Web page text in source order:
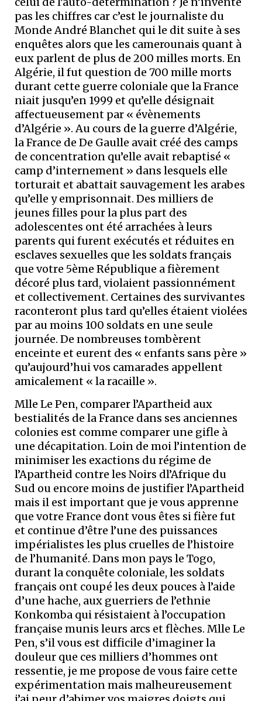
pas les chiffres car c’est le journaliste du
Monde André Blanchet qui le dit suite à ses
enquêtes alors que les camerounais quant à
eux parlent de plus de 200 milles morts. En
Algérie, il fut question de 700 mille morts
durant cette guerre coloniale que la France
niait jusqu’en 1999 et qu’elle désignait
affectueusement par « évènements
d’Algérie ». Au cours de la guerre d’Algérie,
la France de De Gaulle avait créé des camps
de concentration qu’elle avait rebaptisé «
camp d’internement » dans lesquels elle
torturait et abattait sauvagement les arabes
qu’elle y emprisonnait. Des milliers de
jeunes filles pour la plus part des
adolescentes ont été arrachées à leurs
parents qui furent exécutés et réduites en
esclaves sexuelles que les soldats français
que votre 5ème République a fièrement
décoré plus tard, violaient passionnément
et collectivement. Certaines des survivantes
raconteront plus tard qu’elles étaient violées
par au moins 100 soldats en une seule
journée. De nombreuses tombèrent
enceinte et eurent des « enfants sans père »
qu’aujourd’hui vos camarades appellent
amicalement « la racaille ».
Mlle Le Pen, comparer l’Apartheid aux
bestialités de la France dans ses anciennes
colonies est comme comparer une gifle à
une décapitation. Loin de moi l’intention de
minimiser les exactions du régime de
l’Apartheid contre les Noirs dl’Afrique du
Sud ou encore moins de justifier l’Apartheid
mais il est important que je vous apprenne
que votre France dont vous êtes si fière fut
et continue d’être l’une des puissances
impérialistes les plus cruelles de l’histoire
de l’humanité. Dans mon pays le Togo,
durant la conquête coloniale, les soldats
français ont coupé les deux pouces à l’aide
d’une hache, aux guerriers de l’ethnie
Konkomba qui résistaient à l’occupation
française munis leurs arcs et flèches. Mlle Le
Pen, s’il vous est difficile d’imaginer la
douleur que ces milliers d’hommes ont
ressentie, je me propose de vous faire cette
expérimentation mais malheureusement